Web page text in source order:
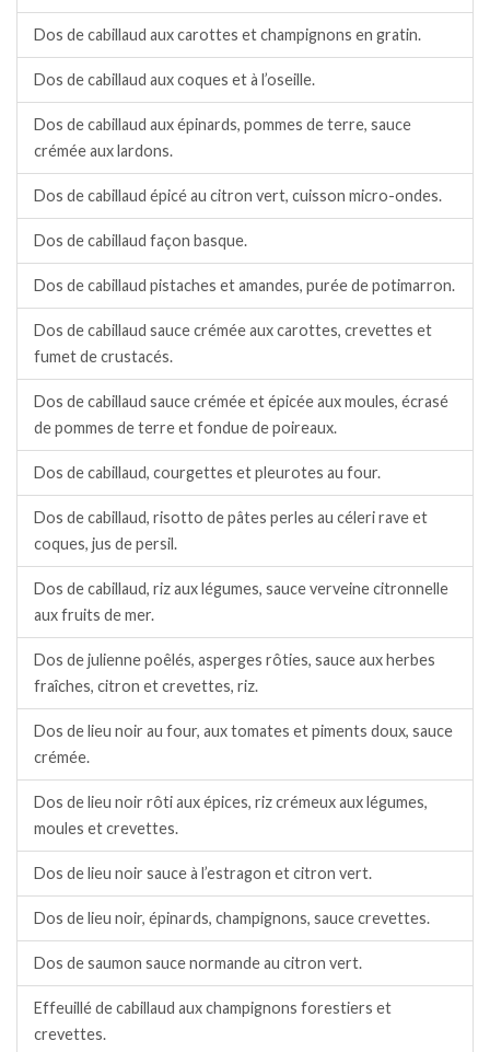
Dos de cabillaud aux carottes et champignons en gratin.
Dos de cabillaud aux coques et à l’oseille.
Dos de cabillaud aux épinards, pommes de terre, sauce
crémée aux lardons.
Dos de cabillaud épicé au citron vert, cuisson micro-ondes.
Dos de cabillaud façon basque.
Dos de cabillaud pistaches et amandes, purée de potimarron.
Dos de cabillaud sauce crémée aux carottes, crevettes et
fumet de crustacés.
Dos de cabillaud sauce crémée et épicée aux moules, écrasé
de pommes de terre et fondue de poireaux.
Dos de cabillaud, courgettes et pleurotes au four.
Dos de cabillaud, risotto de pâtes perles au céleri rave et
coques, jus de persil.
Dos de cabillaud, riz aux légumes, sauce verveine citronnelle
aux fruits de mer.
Dos de julienne poêlés, asperges rôties, sauce aux herbes
fraîches, citron et crevettes, riz.
Dos de lieu noir au four, aux tomates et piments doux, sauce
crémée.
Dos de lieu noir rôti aux épices, riz crémeux aux légumes,
moules et crevettes.
Dos de lieu noir sauce à l’estragon et citron vert.
Dos de lieu noir, épinards, champignons, sauce crevettes.
Dos de saumon sauce normande au citron vert.
Effeuillé de cabillaud aux champignons forestiers et
crevettes.